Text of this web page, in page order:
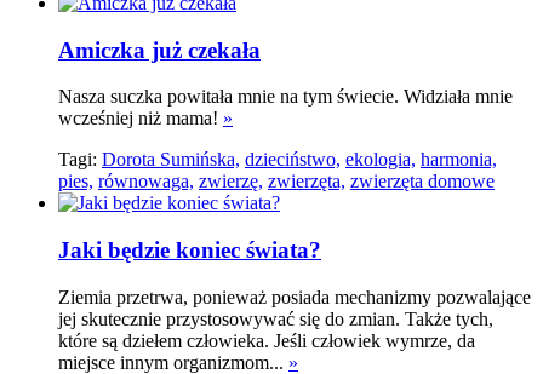
Amiczka już czekała
Nasza suczka powitała mnie na tym świecie. Widziała mnie
wcześniej niż mama! »
Tagi: Dorota Sumińska, dzieciństwo, ekologia, harmonia,
pies, równowaga, zwierzę, zwierzęta, zwierzęta domowe
Jaki będzie koniec świata?
Ziemia przetrwa, ponieważ posiada mechanizmy pozwalające
jej skutecznie przystosowywać się do zmian. Także tych,
które są dziełem człowieka. Jeśli człowiek wymrze, da
miejsce innym organizmom... »